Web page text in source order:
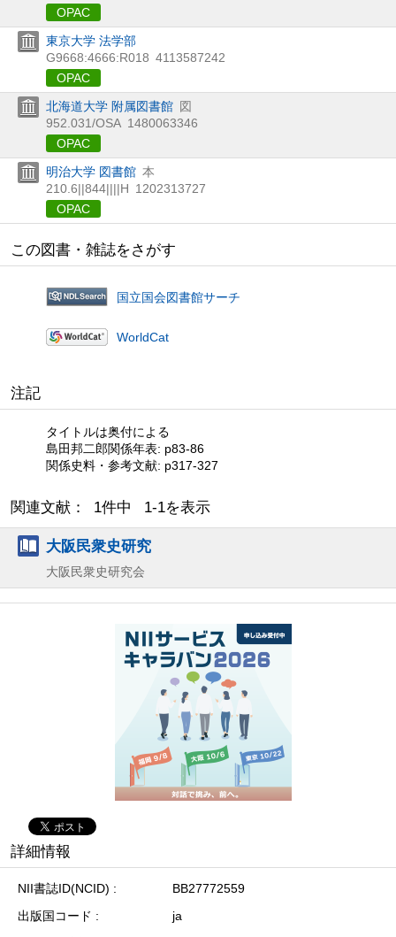
OPAC
東京大学 法学部
G9668:4666:R018 4113587242
OPAC
北海道大学 附属図書館 図
952.031/OSA 1480063346
OPAC
明治大学 図書館 本
210.6||844||||H 1202313727
OPAC
この図書・雑誌をさがす
国立国会図書館サーチ
WorldCat
注記
タイトルは奥付による
島田邦二郎関係年表: p83-86
関係史料・参考文献: p317-327
関連文献： 1件中 1-1を表示
大阪民衆史研究
大阪民衆史研究会
詳細情報
NII書誌ID(NCID)
BB27772559
出版国コード
ja